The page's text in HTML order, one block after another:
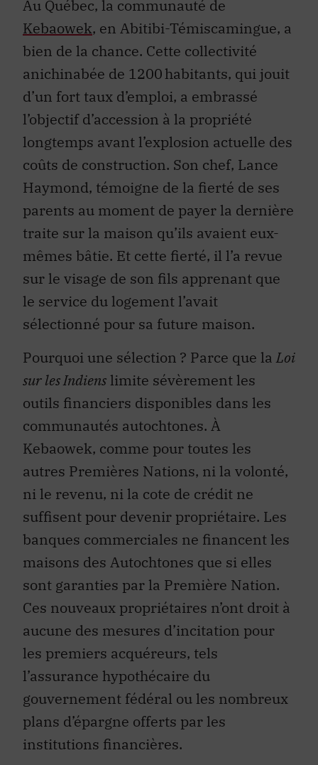
Au Québec, la communauté de
Kebaowek, en Abitibi-Témiscamingue, a
bien de la chance. Cette collectivité
anichinabée de 1200 habitants, qui jouit
d’un fort taux d’emploi, a embrassé
l’objectif d’accession à la propriété
longtemps avant l’explosion actuelle des
coûts de construction. Son chef, Lance
Haymond, témoigne de la fierté de ses
parents au moment de payer la dernière
traite sur la maison qu’ils avaient eux-
mêmes bâtie. Et cette fierté, il l’a revue
sur le visage de son fils apprenant que
le service du logement l’avait
sélectionné pour sa future maison.
Pourquoi une sélection ? Parce que la Loi
sur les Indiens limite sévèrement les
outils financiers disponibles dans les
communautés autochtones. À
Kebaowek, comme pour toutes les
autres Premières Nations, ni la volonté,
ni le revenu, ni la cote de crédit ne
suffisent pour devenir propriétaire. Les
banques commerciales ne financent les
maisons des Autochtones que si elles
sont garanties par la Première Nation.
Ces nouveaux propriétaires n’ont droit à
aucune des mesures d’incitation pour
les premiers acquéreurs, tels
l’assurance hypothécaire du
gouvernement fédéral ou les nombreux
plans d’épargne offerts par les
institutions financières.